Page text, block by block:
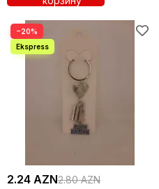
−20%
2.24 AZN2.80 AZN